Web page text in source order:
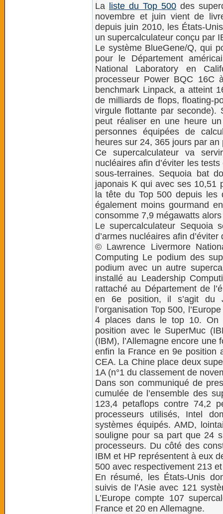
La liste du Top 500 des
novembre et juin vient de
depuis juin 2010, les États-
un supercalculateur conçu par
Le système BlueGene/Q, qui
pour le Département
National Laboratory en
processeur Power BQC
benchmark Linpack, a atteint
de milliards de flops, floating-
virgule flottante par seconde).
peut réaliser en une heure
personnes équipées de
heures sur 24, 365 jours par
Ce supercalculateur va
nucléaires afin d’éviter les
sous-terraines. Sequoia bat
japonais K qui avec ses 10,51
la tête du Top 500 depuis les
également moins gourmand
consomme 7,9 mégawatts
Le supercalculateur Sequoia
d’armes nucléaires afin
© Lawrence Livermore
Computing Le podium des
podium avec un autre
installé au Leadership
rattaché au Département de
en 6e position, il s’agit du
l’organisation Top 500,
4 places dans le top 10. On
position avec le SuperMuc
(IBM), l’Allemagne encore
enfin la France en 9e position
CEA. La Chine place deux
1A (n°1 du classement de
Dans son communiqué de
cumulée de l’ensemble des
123,4 petaflops contre 74,2
processeurs utilisés, Intel
systèmes équipés. AMD,
souligne pour sa part que 24
processeurs. Du côté des
IBM et HP représentent à eux
500 avec respectivement 213
En résumé, les États-Unis
suivis de l’Asie avec 121
L’Europe compte 107
France et 20 en Allemagne.